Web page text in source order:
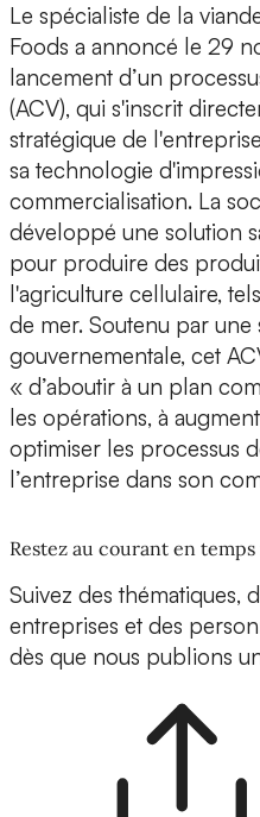
Le spécialiste de la
Foods a annoncé le 29
lancement d’un
(ACV), qui s'inscrit
stratégique de
sa technologie
commercialisation. La
développé une solution
pour produire des
l'agriculture cellulaire,
de mer. Soutenu par une
gouvernementale, cet
« d’aboutir à un plan
les opérations, à
optimiser les processus
l’entreprise dans son
Restez au courant en temps
Suivez des thématiques,
entreprises et des
dès que nous publions